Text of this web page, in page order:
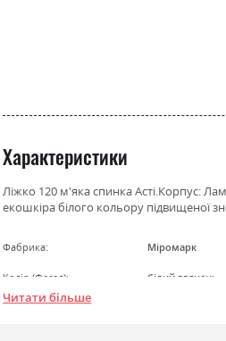
Характеристики
Ліжко 120 м'яка спинка Асті.Корпус:
екошкіра білого кольору підвищеної
Фабрика: Міромарк
Колір (Фасад): білий глянець
Колір (Корпус):
Читати більше